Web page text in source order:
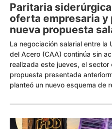
Paritaria
oferta empresaria y
nueva propuesta
La negociación salarial entre la
del Acero (CAA) continúa sin
realizada este jueves, el sector
propuesta presentada
planteó un nuevo esquema de